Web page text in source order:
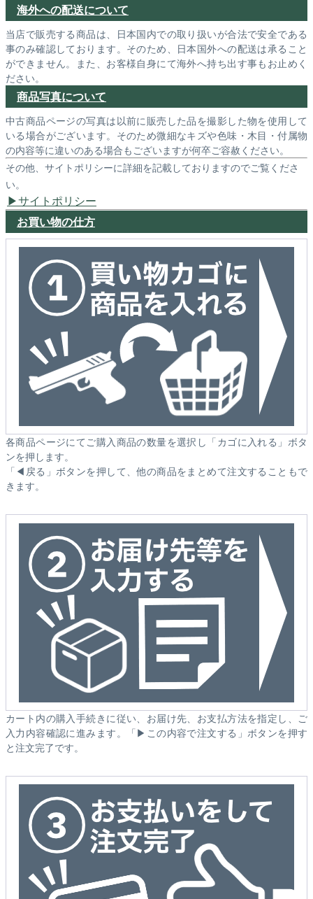
海外への配送について
当店で販売する商品は、日本国内での取り扱いが合法で安全である
事のみ確認しております。そのため、日本国外への配送は承ること
ができません。また、お客様自身にて海外へ持ち出す事もお止めく
ださい。
商品写真について
中古商品ページの写真は以前に販売した品を撮影した物を使用して
いる場合がございます。そのため微細なキズや色味・木目・付属物
の内容等に違いのある場合もございますが何卒ご容赦ください。
その他、サイトポリシーに詳細を記載しておりますのでご覧くださ
い。
サイトポリシー
お買い物の仕方
各商品ページにてご購入商品の数量を選択し「カゴに入れる」ボタ
ンを押します。
「◀戻る」ボタンを押して、他の商品をまとめて注文することもで
きます。
カート内の購入手続きに従い、お届け先、お支払方法を指定し、ご
入力内容確認に進みます。「▶この内容で注文する」ボタンを押す
と注文完了です。